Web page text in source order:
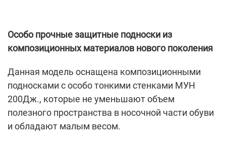
Особо прочные защитные подноски из
композиционных материалов нового поколения
Данная модель оснащена композиционными
подносками с особо тонкими стенками МУН
200Дж., которые не уменьшают объем
полезного пространства в носочной части обуви
и обладают малым весом.